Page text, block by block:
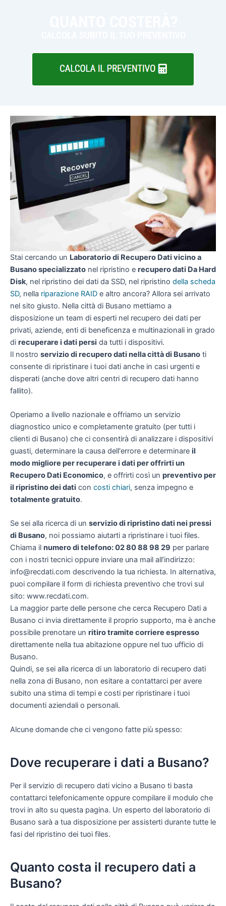
Stai cercando un Laboratorio di Recupero Dati vicino a
Busano specializzato nel ripristino e recupero dati Da Hard
Disk, nel ripristino dei dati da SSD, nel ripristino della scheda
SD, nella riparazione RAID e altro ancora? Allora sei arrivato
nel sito giusto. Nella città di Busano mettiamo a
disposizione un team di esperti nel recupero dei dati per
privati, aziende, enti di beneficenza e multinazionali in grado
di recuperare i dati persi da tutti i dispositivi.
Il nostro servizio di recupero dati nella città di Busano ti
consente di ripristinare i tuoi dati anche in casi urgenti e
disperati (anche dove altri centri di recupero dati hanno
fallito).
Operiamo a livello nazionale e offriamo un servizio
diagnostico unico e completamente gratuito (per tutti i
clienti di Busano) che ci consentirà di analizzare i dispositivi
guasti, determinare la causa dell'errore e determinare il
modo migliore per recuperare i dati per offrirti un
Recupero Dati Economico, e offrirti così un preventivo per
il ripristino dei dati con costi chiari, senza impegno e
totalmente gratuito.
Se sei alla ricerca di un servizio di ripristino dati nei pressi
di Busano, noi possiamo aiutarti a ripristinare i tuoi files.
Chiama il numero di telefono: 02 80 88 98 29 per parlare
con i nostri tecnici oppure inviare una mail all’indirizzo:
info@recdati.com descrivendo la tua richiesta. In alternativa,
puoi compilare il form di richiesta preventivo che trovi sul
sito: www.recdati.com.
La maggior parte delle persone che cerca Recupero Dati a
Busano ci invia direttamente il proprio supporto, ma è anche
possibile prenotare un ritiro tramite corriere espresso
direttamente nella tua abitazione oppure nel tuo ufficio di
Busano.
Quindi, se sei alla ricerca di un laboratorio di recupero dati
nella zona di Busano, non esitare a contattarci per avere
subito una stima di tempi e costi per ripristinare i tuoi
documenti aziendali o personali.
Alcune domande che ci vengono fatte più spesso:
Dove recuperare i dati a Busano?
Per il servizio di recupero dati vicino a Busano ti basta
contattarci telefonicamente oppure compilare il modulo che
trovi in alto su questa pagina. Un esperto del laboratorio di
Busano sarà a tua disposizione per assisterti durante tutte le
fasi del ripristino dei tuoi files.
Quanto costa il recupero dati a
Busano?